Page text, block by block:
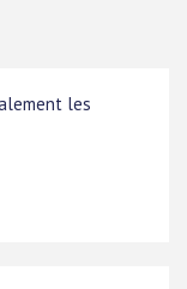
les